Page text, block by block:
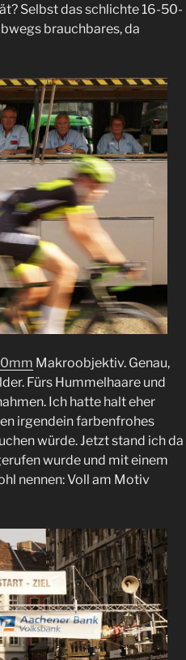
Selbst das schlichte 16-50-
brauchbares, da
Makroobjektiv. Genau,
Fürs Hummelhaare und
Ich hatte halt eher
irgendein farbenfrohes
würde. Jetzt stand ich da
wurde und mit einem
nennen: Voll am Motiv